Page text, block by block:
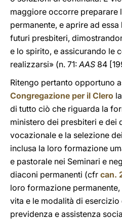
maggiore occorre preparare
permanente, e aprire ad
futuri presbiteri,
e lo spirito, e assicurando le
realizzarsi» (n. 71:AAS 84
Ritengo pertanto opportuno
Congregazione per il Clero
di tutto ciò che riguarda la
ministero dei presbiteri e dei
vocazionale e la selezione
inclusa la loro formazione
e pastorale nei Seminari e
diaconi permanenti (cfr can.
loro formazione
vita e le modalità di
previdenza e assistenza